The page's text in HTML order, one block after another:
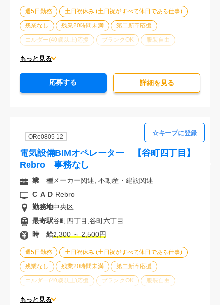
週5日勤務 土日祝休み (土日祝がすべて休日である仕事)
残業なし 残業20時間未満 第二新卒応援
エルダー(40歳以上)応援 ブランクOK 服装自由
大手企業
未経験歓迎
もっと見る
応募する 詳細を⾒る
ORe0805-12
電気設備BIMオペレーター 【谷町四丁目】
Rebro 事務なし
週5日勤務 土日祝休み (土日祝がすべて休日である仕事)
残業なし 残業20時間未満 第二新卒応援
エルダー(40歳以上)応援 ブランクOK 服装自由
大手企業
もっと見る
業 種メーカー関連, 不動産・建設関連
CAD Rebro
勤務地中央区
最寄駅谷町四丁目,谷町六丁目
時 給2,300 ～ 2,500円